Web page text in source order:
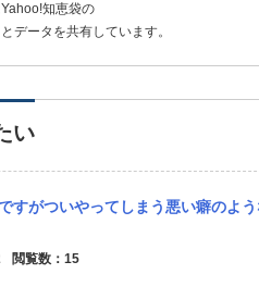
Yahoo!知恵袋の
データを共有しています。
い
い癖のようなものがあります。 後ろから車が近づいてきたり速い車が追
閲覧数： 15